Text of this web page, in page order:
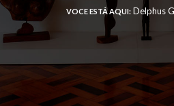
VOCE ESTÁ AQUI:Delphus